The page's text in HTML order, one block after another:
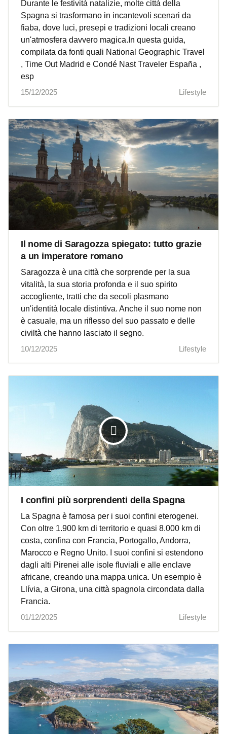
Durante le festività natalizie, molte città della
Spagna si trasformano in incantevoli scenari da
fiaba, dove luci, presepi e tradizioni locali creano
un'atmosfera davvero magica.In questa guida,
compilata da fonti quali National Geographic Travel
, Time Out Madrid e Condé Nast Traveler España ,
esp
15/12/2025
Lifestyle
Il nome di Saragozza spiegato: tutto grazie
a un imperatore romano
Saragozza è una città che sorprende per la sua
vitalità, la sua storia profonda e il suo spirito
accogliente, tratti che da secoli plasmano
un'identità locale distintiva. Anche il suo nome non
è casuale, ma un riflesso del suo passato e delle
civiltà che hanno lasciato il segno.
10/12/2025
Lifestyle
I confini più sorprendenti della Spagna
La Spagna è famosa per i suoi confini eterogenei.
Con oltre 1.900 km di territorio e quasi 8.000 km di
costa, confina con Francia, Portogallo, Andorra,
Marocco e Regno Unito. I suoi confini si estendono
dagli alti Pirenei alle isole fluviali e alle enclave
africane, creando una mappa unica. Un esempio è
Llívia, a Girona, una città spagnola circondata dalla
Francia.
01/12/2025
Lifestyle